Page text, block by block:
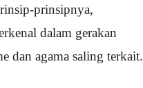
prinsipnya,
dalam gerakan
dan agama saling terkait.